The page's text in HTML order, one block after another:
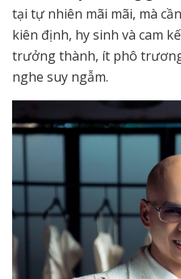
tại tự nhiên mãi mãi, mà
kiên định, hy sinh và cam
trưởng thành, ít phô
nghe suy ngẫm.